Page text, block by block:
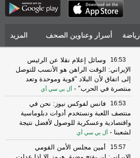
رياضة أسرار وعناوين الصحف المزيد
16:53
وسائل إعلام نقلا عن الرئيس
الإيراني: الوقت الراهن هو الأنسب للتوصل
إلى اتفاق لأن البلاد "قوية وموحدة وتعد
منتصرة في الحرب" - أل بي سي أي
16:53
فانس لفوكس نيوز: نحن في
منتصف اللعبة ونستخدم أدوات دبلوماسية
واقتصادية وعسكرية للوصول لأفضل نتيجة
لشعبنا - أل بي سي أي
15:57
أمين مجلس الأمن القومي